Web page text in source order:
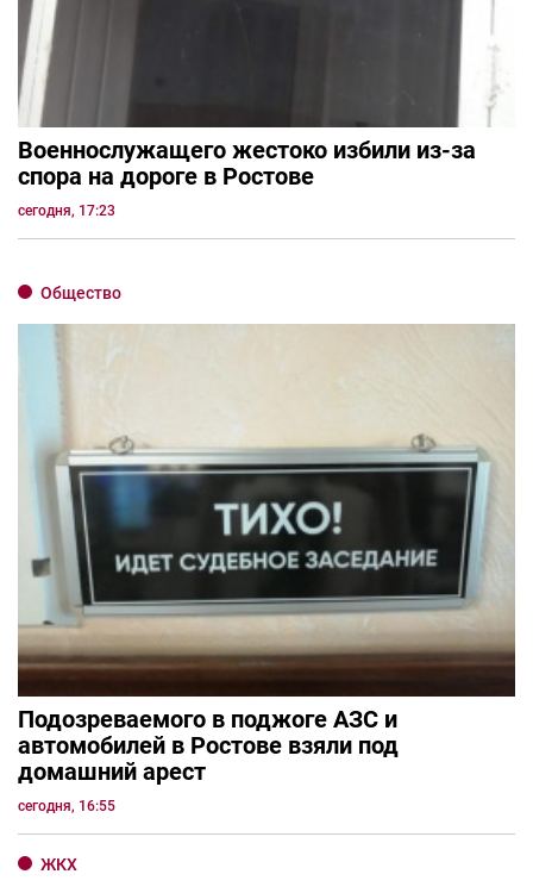
Военнослужащего жестоко избили из-за
спора на дороге в Ростове
сегодня, 17:23
Общество
Подозреваемого в поджоге АЗС и
автомобилей в Ростове взяли под
домашний арест
сегодня, 16:55
ЖКХ